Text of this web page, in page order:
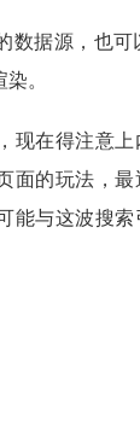
数据源，也可
。
现在得注意
面的玩法，
能与这波搜